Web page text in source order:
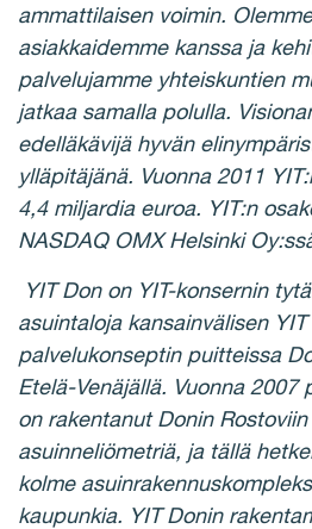
ammattilaisen voimin.
asiakkaidemme kanssa ja
palvelujamme yhteiskuntien
jatkaa samalla polulla.
edelläkävijä hyvän
ylläpitäjänä. Vuonna 2011
4,4 miljardia euroa. YIT:n
NASDAQ OMX Helsinki
YIT Don on YIT-konsernin
asuintaloja kansainvälisen
palvelukonseptin puitteissa
Etelä-Venäjällä. Vuonna 2007
on rakentanut Donin
asuinneliömetriä, ja tällä
kolme
kaupunkia. YIT Donin